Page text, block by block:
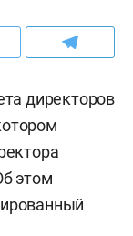
директоров
этом